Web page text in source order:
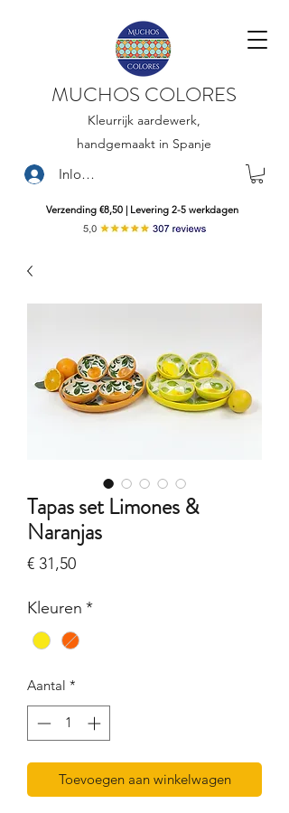
MUCHOS COLORES
Kleurrijk aardewerk,
handgemaakt in Spanje
Verzending €8,50 | Levering 2-5 werkdagen
Inloggen
Tapas set Limones &
Naranjas
€ 31,50Prijs
Kleuren *
Aantal *
Toevoegen aan winkelwagen